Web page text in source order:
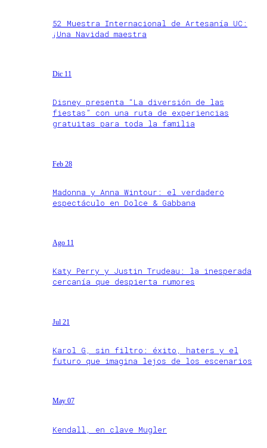
52 Muestra Internacional de Artesanía UC:
¡Una Navidad maestra
Dic 11
Disney presenta “La diversión de las
fiestas” con una ruta de experiencias
gratuitas para toda la familia
Feb 28
Madonna y Anna Wintour: el verdadero
espectáculo en Dolce & Gabbana
Ago 11
Katy Perry y Justin Trudeau: la inesperada
cercanía que despierta rumores
Jul 21
Karol G, sin filtro: éxito, haters y el
futuro que imagina lejos de los escenarios
May 07
Kendall, en clave Mugler